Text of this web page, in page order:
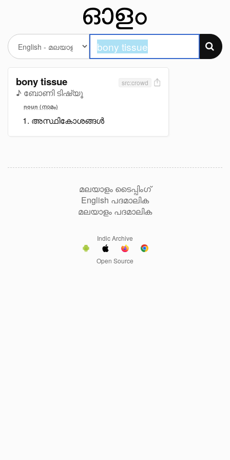
bony tissue
♪ ബോണി ടിഷ്യൂ
src:crowd
noun (നാമം)
അസ്ഥികോശങ്ങൾ
മലയാളം ടൈപ്പിംഗ്
English പദമാലിക
മലയാളം പദമാലിക
Indic Archive
Open Source